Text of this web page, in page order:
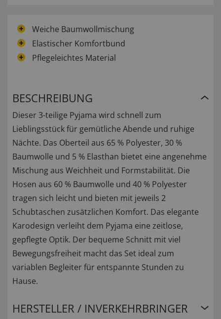
Weiche Baumwollmischung
Elastischer Komfortbund
Pflegeleichtes Material
BESCHREIBUNG
Dieser 3-teilige Pyjama wird schnell zum
Lieblingsstück für gemütliche Abende und ruhige
Nächte. Das Oberteil aus 65 % Polyester, 30 %
Baumwolle und 5 % Elasthan bietet eine angenehme
Mischung aus Weichheit und Formstabilität. Die
Hosen aus 60 % Baumwolle und 40 % Polyester
tragen sich leicht und bieten mit jeweils 2
Schubtaschen zusätzlichen Komfort. Das elegante
Karodesign verleiht dem Pyjama eine zeitlose,
gepflegte Optik. Der bequeme Schnitt mit viel
Bewegungsfreiheit macht das Set ideal zum
variablen Begleiter für entspannte Stunden zu
Hause.
HERSTELLER / INVERKEHRBRINGER